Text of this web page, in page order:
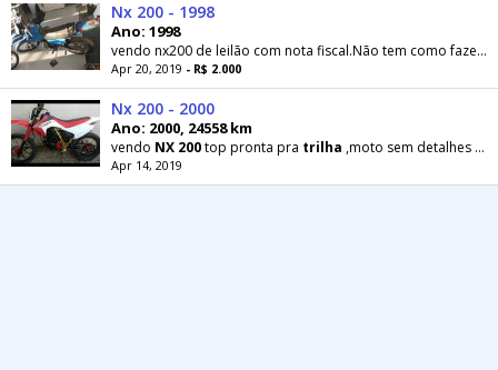
Nx 200 - 1998
Ano: 1998
vendo nx200 de leilão com nota fiscal.Não tem como fazer o doc moto pra coloca na
Apr 20, 2019 - R$ 2.000
Nx 200 - 2000
Ano: 2000, 24558 km
vendo NX 200top pronta pra trilha ,moto sem detalhes , só vendo avista ou cartão, NÃO negócio
Apr 14, 2019